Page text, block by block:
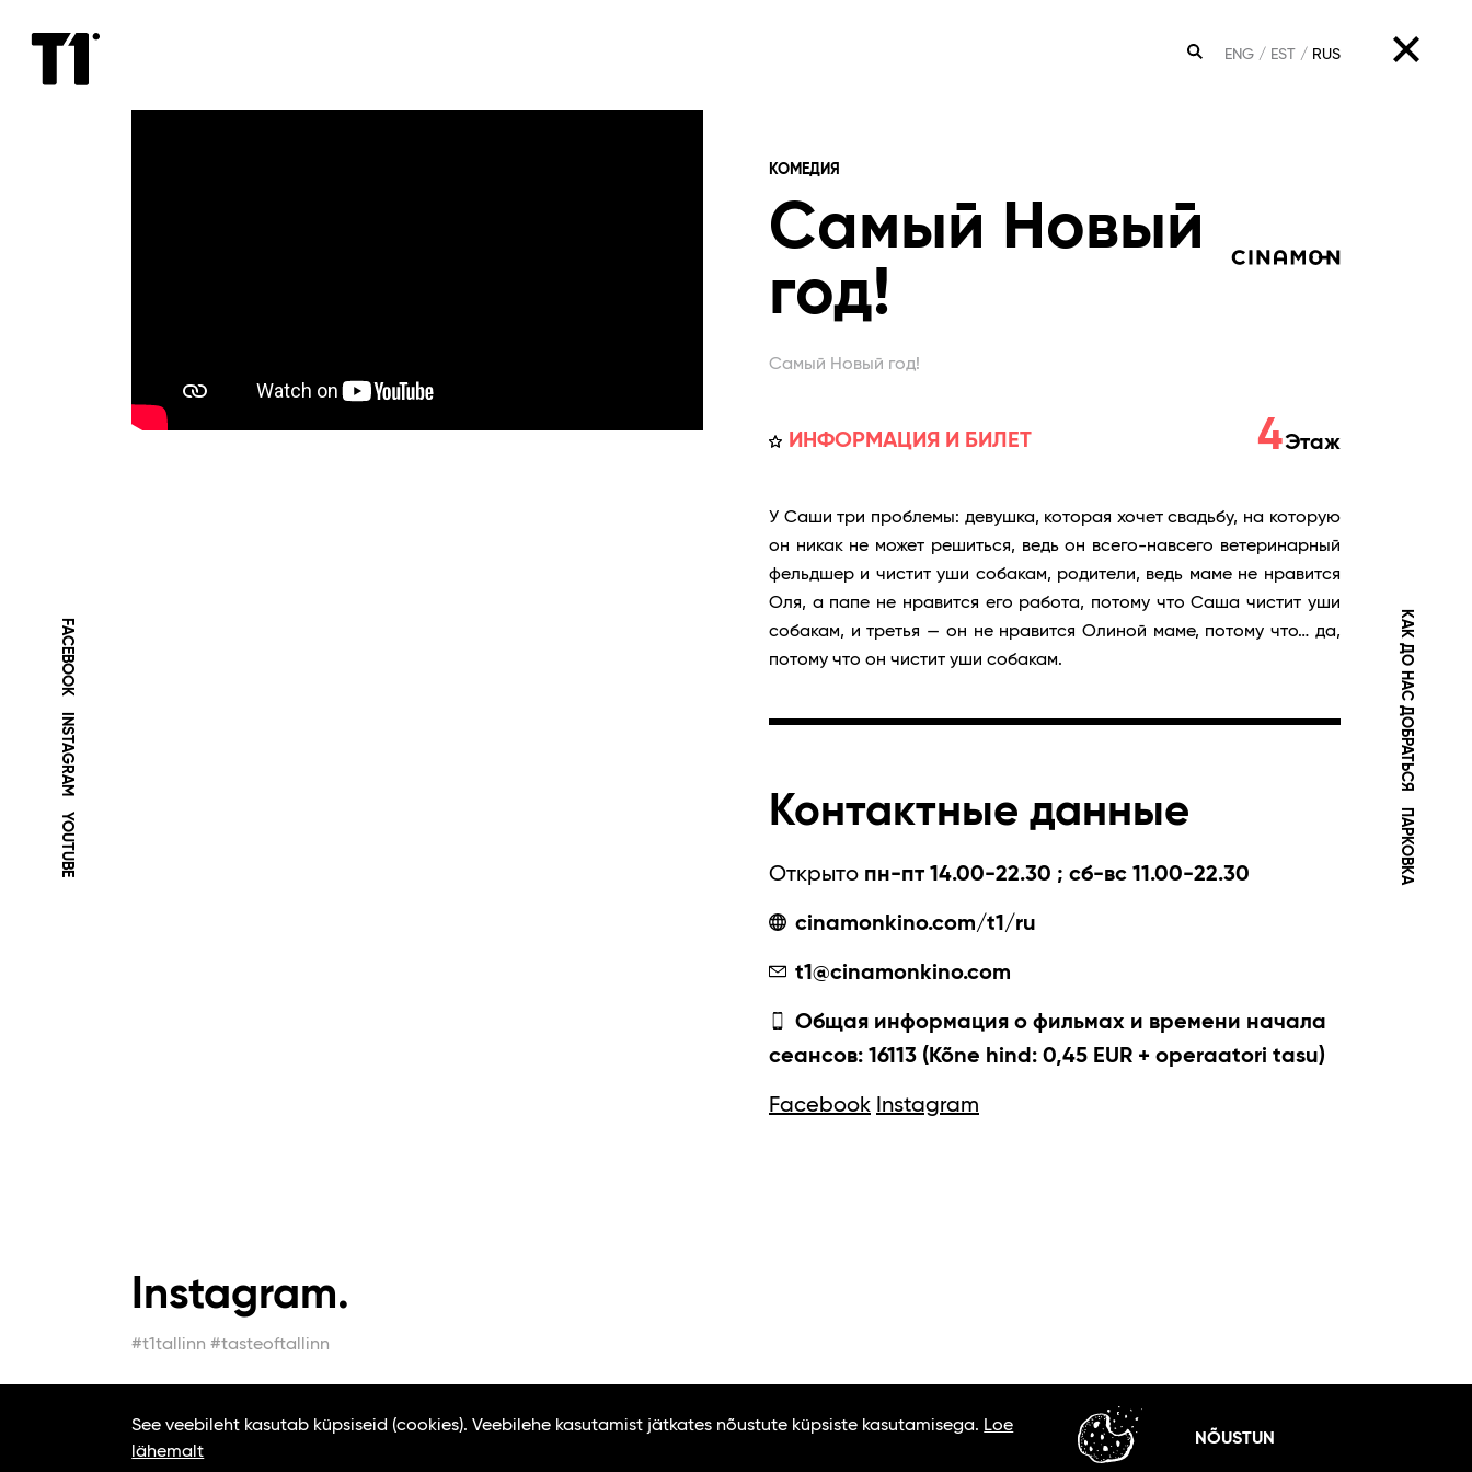
ПОИСК
ENG EST RUS
FACEBOOK
INSTAGRAM
YOUTUBE
КАК ДО НАС ДОБРАТЬСЯ
ПАРКОВКА
КОМЕДИЯ
Самый Новый
год!
Самый Новый год!
ИНФОРМАЦИЯ И БИЛЕТ 4Этаж
У Саши три проблемы: девушка, которая хочет свадьбу, на которую
он никак не может решиться, ведь он всего-навсего ветеринарный
фельдшер и чистит уши собакам, родители, ведь маме не нравится
Оля, а папе не нравится его работа, потому что Саша чистит уши
собакам, и третья — он не нравится Олиной маме, потому что… да,
потому что он чистит уши собакам.
Контактные данные
Открыто пн-пт 14.00-22.30 ; сб-вс 11.00-22.30
cinamonkino.com/t1/ru
t1@cinamonkino.com
Общая информация о фильмах и времени начала
сеансов: 16113 (Kõne hind: 0,45 EUR + operaatori tasu)
Facebook Instagram
Instagram.
#t1tallinn #tasteoftallinn
See veebileht kasutab küpsiseid (cookies). Veebilehe kasutamist jätkates nõustute küpsiste kasutamisega. Loe
lähemalt
NÕUSTUN